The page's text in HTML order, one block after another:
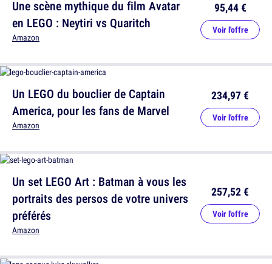
Une scène mythique du film Avatar
en LEGO : Neytiri vs Quaritch
Amazon
95,44 €
Voir l'offre
Un set LEGO Art : Batman à vous les
portraits des persos de votre univers
préférés
Amazon
257,52 €
Voir l'offre
Un LEGO du bouclier de Captain
America, pour les fans de Marvel
Amazon
234,97 €
Voir l'offre